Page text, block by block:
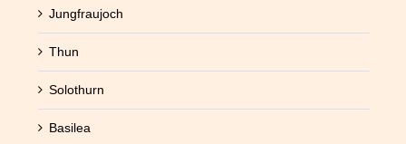
Jungfraujoch
Thun
Solothurn
Basilea